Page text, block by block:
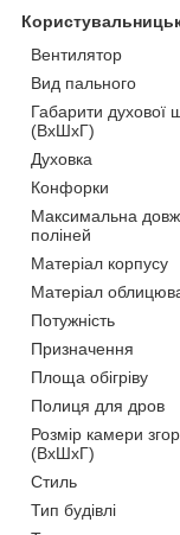
Вентилятор
Вид пального
Габарити духової
(ВхШхГ)
Духовка
Конфорки
Максимальна
поліней
Матеріал корпусу
Матеріал
Потужність
Призначення
Площа обігріву
Полиця для дров
Розмір камери
(ВхШхГ)
Стиль
Тип будівлі